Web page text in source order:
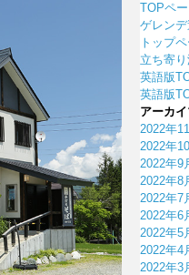
TOPペ
ゲレン
トップ
立ち寄
英語版
英語版
アーカ
2022年
2022年
2022年9
2022年8
2022年7
2022年6
2022年5
2022年4
2022年3